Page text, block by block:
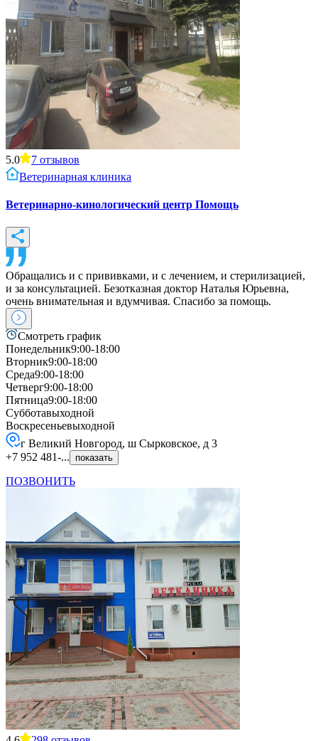
5.0 7 отзывов
Ветеринарная клиника
Ветеринарно-кинологический центр Помощь
Обращались и с прививками, и с лечением, и стерилизацией,
и за консультацией. Безотказная доктор Наталья Юрьевна,
очень внимательная и вдумчивая. Спасибо за помощь.
Смотреть график
Понедельник9:00-18:00
Вторник9:00-18:00
Среда9:00-18:00
Четверг9:00-18:00
Пятница9:00-18:00
Субботавыходной
Воскресеньевыходной
г Великий Новгород, ш Сырковское, д 3
+7 952 481-...
показать
ПОЗВОНИТЬ